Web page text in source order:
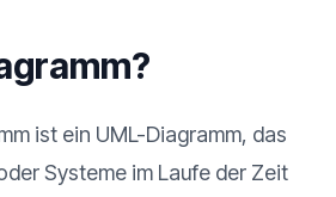
ist ein UML-Diagramm, das
Systeme im Laufe der Zeit